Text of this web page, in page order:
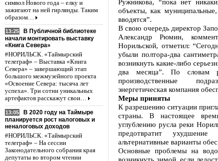
символ Нового года – елку и
зажигают на ней гирлянды. Таким
образом…
13:25
В Публичной библиотеке
начали монтировать выставку
«Книга Севера»
#НОРИЛЬСК. «Таймырский
телеграф» – Выставка «Книга
Севера» – завершающий этап
большого межмузейного проекта
«Освоение Севера: тысяча лет
успеха». Три сотни уникальных
артефактов расскажут свои…
13:05
В 2020 году на Таймыре
планируется рост налоговых и
неналоговых доходов
#НОРИЛЬСК. «Таймырский
телеграф» – На сессии
Законодательного собрания края
депутаты во втором чтении
Ружникова, “пока нет
объекты, как
вводятся”.
В свою очередь директор
Александр Рюмин,
Норильской, отметил:
убыли полтора-два
возникнуть какие-либо
два месяца”. По словам
производственные
энергетическая компания
Меры приняты
К разрешению ситуации
страны. В настоящее
углублению русла реки
предотвратит
альтернативные варианты
Основные проблемы на
возникнуть зимой, если